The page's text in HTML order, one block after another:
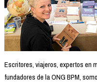
Escritores, viajeros, expertos en
fundadores de la ONG BPM,